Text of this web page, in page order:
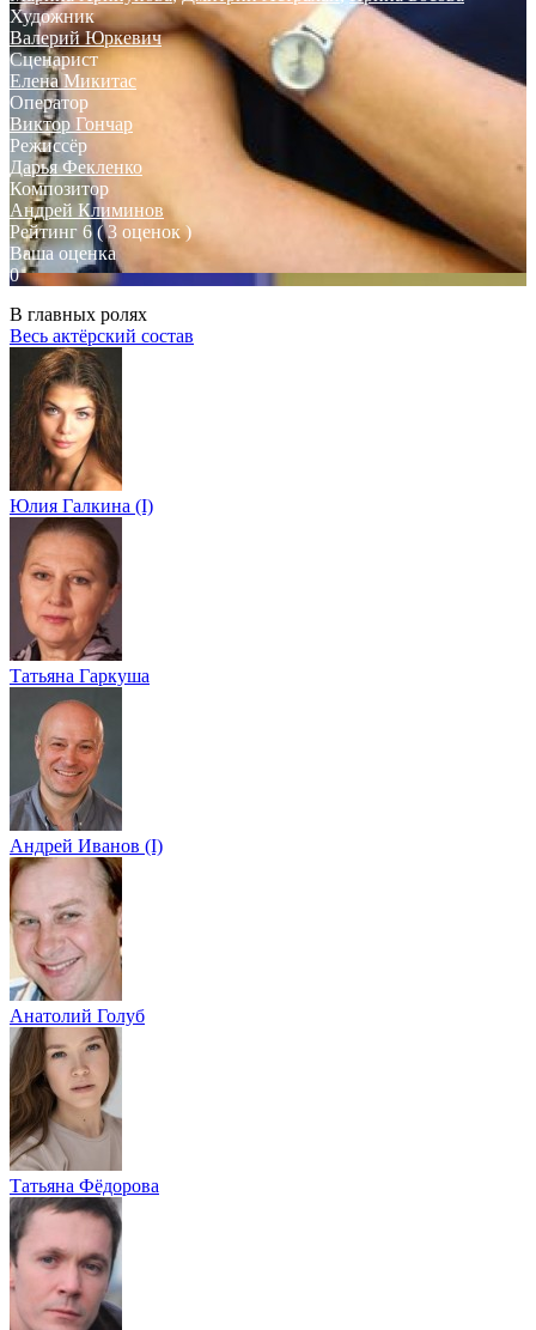
Художник
Валерий Юркевич
Сценарист
Елена Микитас
Оператор
Виктор Гончар
Режиссёр
Дарья Фекленко
Композитор
Андрей Климинов
Рейтинг 6 ( 3 оценок )
Ваша оценка
0
В главных ролях
Весь актёрский состав
Юлия Галкина (I)
Татьяна Гаркуша
Андрей Иванов (I)
Анатолий Голуб
Татьяна Фёдорова